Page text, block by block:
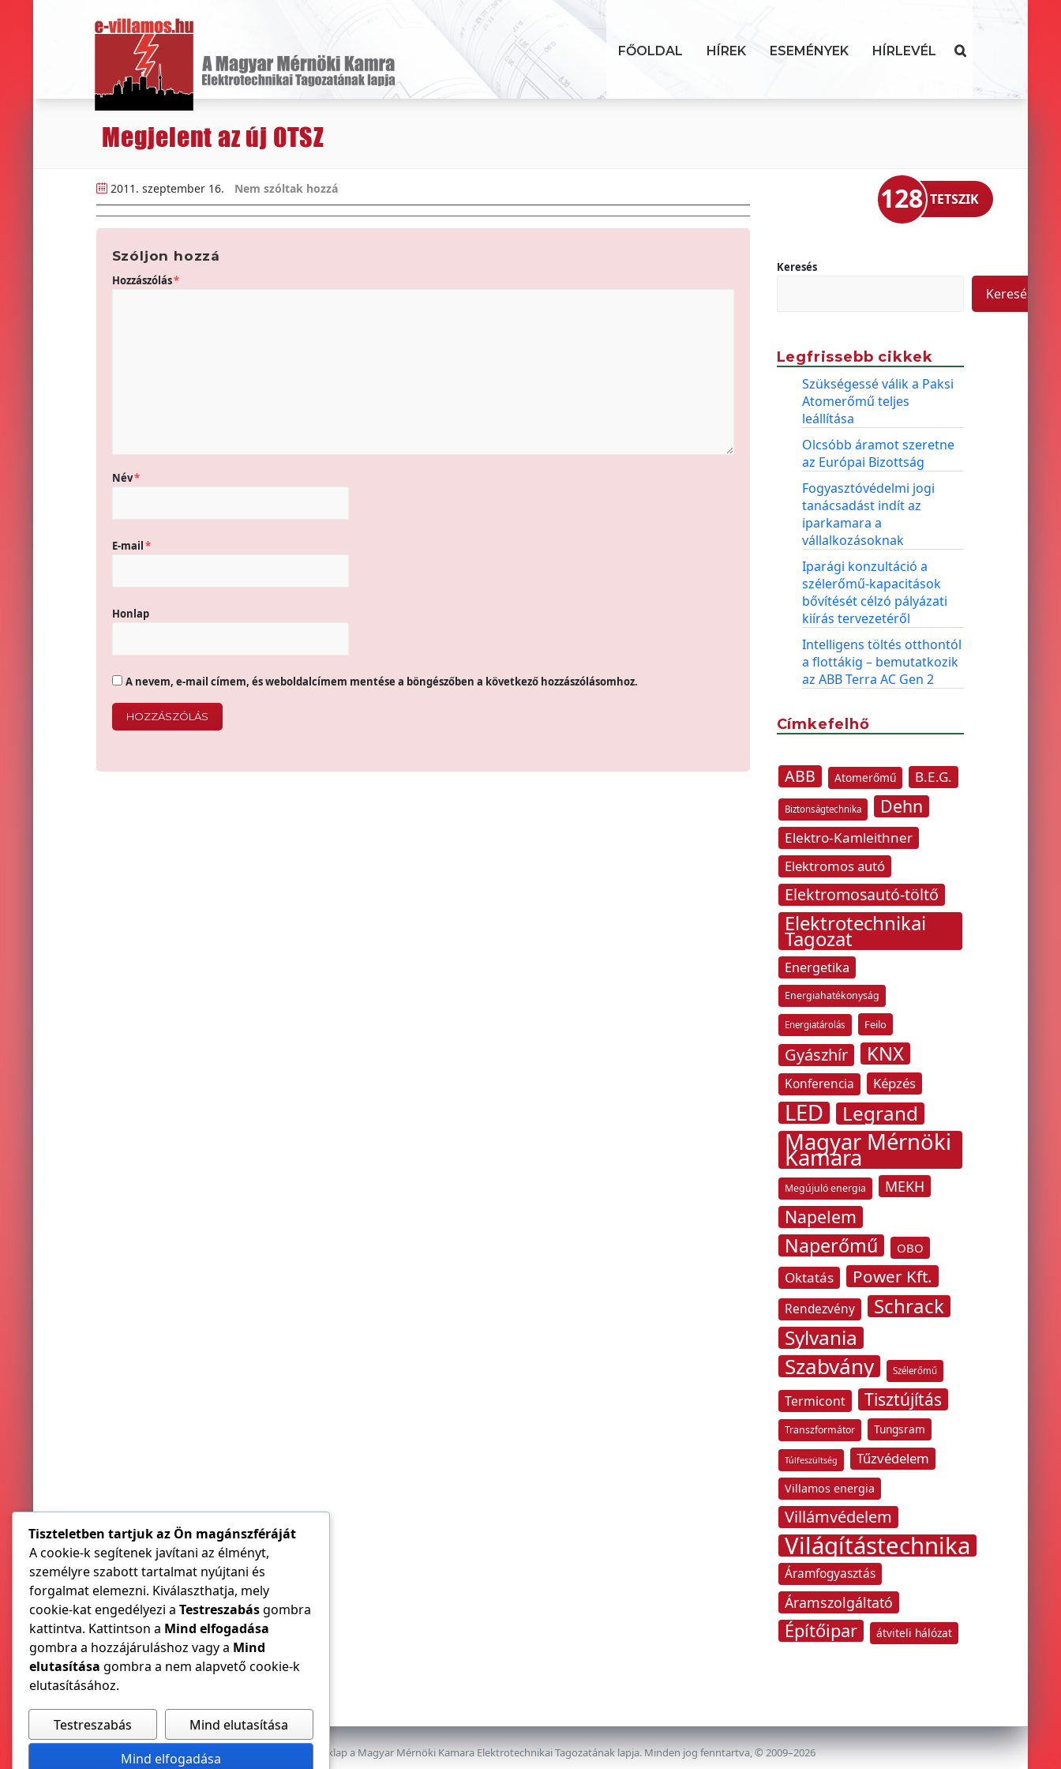
FŐOLDAL HÍREK ESEMÉNYEK HÍRLEVÉL
Megjelent az új OTSZ
2011. szeptember 16. Nem szóltak hozzá
Szóljon hozzá
Hozzászólás*
Név*
E-mail*
Honlap
A nevem, e-mail címem, és weboldalcímem mentése a böngészőben a következő hozzászólásomhoz.
128 TETSZIK
Keresés
Keresés
Legfrissebb cikkek
Szükségessé válik a Paksi
Atomerőmű teljes
leállítása
Olcsóbb áramot szeretne
az Európai Bizottság
Fogyasztóvédelmi jogi
tanácsadást indít az
iparkamara a
vállalkozásoknak
Iparági konzultáció a
szélerőmű-kapacitások
bővítését célzó pályázati
kiírás tervezetéről
Intelligens töltés otthontól
a flottákig – bemutatkozik
az ABB Terra AC Gen 2
Címkefelhő
ABB Atomerőmű B.E.G.
Biztonságtechnika Dehn
Elektro-Kamleithner
Elektromos autó
Elektromosautó-töltő
Elektrotechnikai
Tagozat
Energetika
Energiahatékonyság
Energiatárolás Feilo
Gyászhír KNX
Konferencia Képzés
LED Legrand
Magyar Mérnöki
Kamara
Megújuló energia MEKH
Napelem
Naperőmű OBO
Oktatás Power Kft.
Rendezvény
Schrack
Sylvania
Szabvány Szélerőmű
Termicont Tisztújítás
Transzformátor Tungsram
Túlfeszültség Tűzvédelem
Villamos energia
Villámvédelem
Világítástechnika
Áramfogyasztás
Áramszolgáltató
Építőipar átviteli hálózat
Az E-VILLAMOS szaklap a Magyar Mérnöki Kamara Elektrotechnikai Tagozatának lapja. Minden jog fenntartva, © 2009–2026
Tiszteletben tartjuk az Ön magánszféráját
A cookie-k segítenek javítani az élményt,
személyre szabott tartalmat nyújtani és
forgalmat elemezni. Kiválaszthatja, mely
cookie-kat engedélyezi a Testreszabásgombra
kattintva. Kattintson a Mind elfogadása
gombra a hozzájáruláshoz vagy a Mind
elutasítása gombra a nem alapvető cookie-k
elutasításához.
Testreszabás
Mind elutasítása
Mind elfogadása